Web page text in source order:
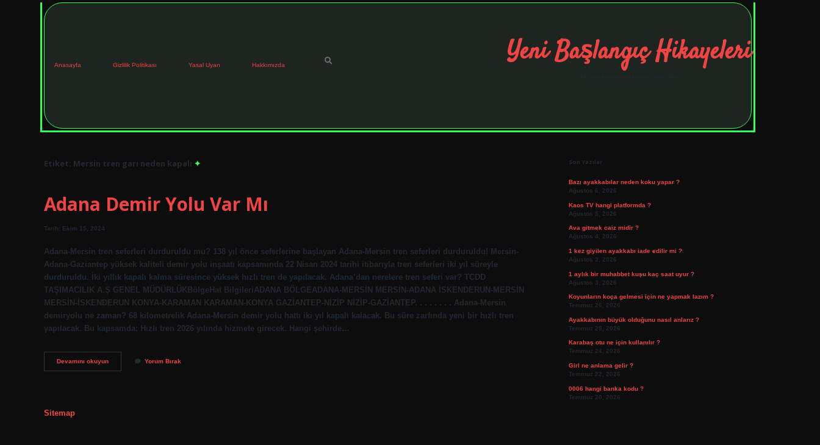
Anasayfa Gizlilik Politikası Yasal Uyarı Hakkımızda Yeni Başlangıç Hikayeleri
Etiket: Mersin tren garı neden kapalı
Adana Demir Yolu Var Mı
Tarih: Ekim 15, 2024
Adana-Mersin tren seferleri durduruldu mu? 138 yıl önce seferlerine başlayan Adana-Mersin tren seferleri durduruldu! Mersin-
Adana-Gaziantep yüksek kaliteli demir yolu inşaatı kapsamında 22 Nisan 2024 tarihi itibarıyla tren seferleri iki yıl süreyle
durduruldu. İki yıllık kapalı kalma süresince yüksek hızlı tren de yapılacak. Adana’dan nerelere tren seferi var? TCDD
TAŞIMACILIK A.Ş GENEL MÜDÜRLÜKBölgeHat BilgileriADANA BÖLGEADANA-MERSİN MERSİN-ADANA İSKENDERUN-MERSİN
MERSİN-İSKENDERUN KONYA-KARAMAN KARAMAN-KONYA GAZİANTEP-NİZİP NİZİP-GAZİANTEP. . . . . . . . Adana-Mersin
demiryolu ne zaman? 68 kilometrelik Adana-Mersin demir yolu hattı iki yıl kapalı kalacak. Bu süre zarfında yeni bir hızlı tren
yapılacak. Bu kapsamda; Hızlı tren 2026 yılında hizmete girecek. Hangi şehirde…
Devamını okuyunAdana
Demir
Yorum Bırak
Sitemap
Son Yazılar
Bazı ayakkabılar neden koku yapar ?
Ağustos 6, 2026
Kaos TV hangi platformda ?
Ağustos 5, 2026
Ava gitmek caiz midir ?
Ağustos 4, 2026
1 kez giyilen ayakkabı iade edilir mi ?
Ağustos 3, 2026
1 aylık bir muhabbet kuşu kaç saat uyur ?
Ağustos 3, 2026
Koyunların koça gelmesi için ne yapmak lazım ?
Temmuz 26, 2026
Ayakkabının büyük olduğunu nasıl anlarız ?
Temmuz 25, 2026
Karabaş otu ne için kullanılır ?
Temmuz 24, 2026
Girl ne anlama gelir ?
Temmuz 22, 2026
0006 hangi banka kodu ?
Temmuz 20, 2026
tulipbetelexbett.net